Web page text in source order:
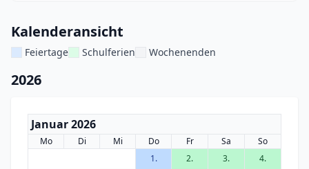
Kalenderansicht
Feiertage Schulferien Wochenenden
2026
Januar 2026
Mo Di Mi Do Fr Sa
So
1.
2. 3.
4.